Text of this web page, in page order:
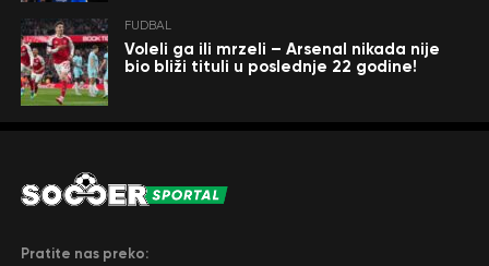
FUDBAL
Voleli ga ili mrzeli – Arsenal nikada nije
bio bliži tituli u poslednje 22 godine!
Pratite nas preko: